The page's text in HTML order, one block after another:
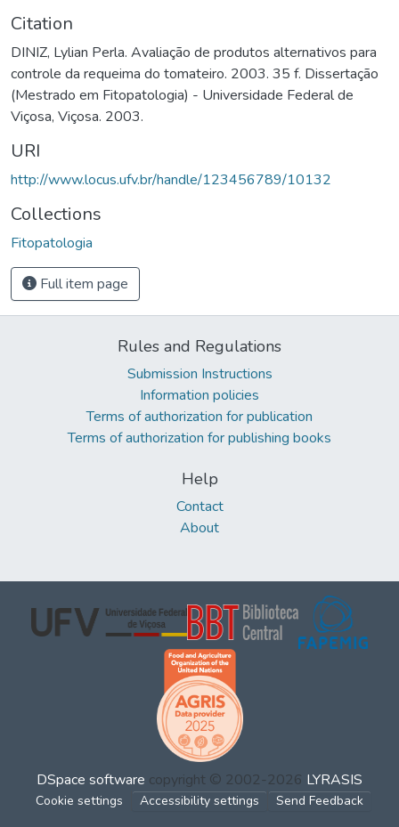
Citation
DINIZ, Lylian Perla. Avaliação de produtos alternativos para
controle da requeima do tomateiro. 2003. 35 f. Dissertação
(Mestrado em Fitopatologia) - Universidade Federal de
Viçosa, Viçosa. 2003.
URI
http://www.locus.ufv.br/handle/123456789/10132
Collections
Fitopatologia
Full item page
Rules and Regulations
Submission Instructions
Information policies
Terms of authorization for publication
Terms of authorization for publishing books
Help
Contact
About
DSpace software copyright © 2002-2026 LYRASIS
Cookie settings Accessibility settings Send Feedback